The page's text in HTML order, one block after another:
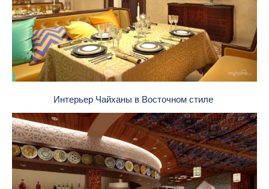
Интерьер Чайханы в Восточном стиле